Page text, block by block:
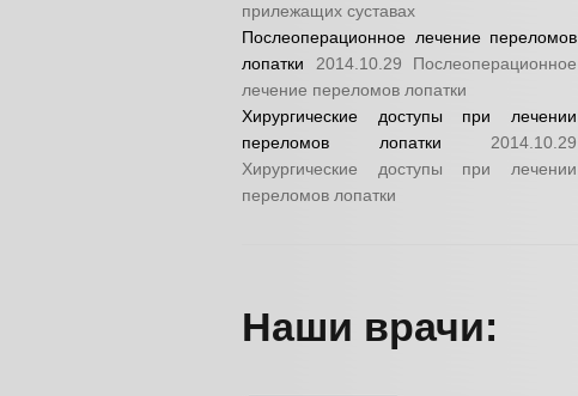
прилежащих суставах
Послеоперационное лечение переломов
лопатки
2014.10.29
Послеоперационное
лечение переломов лопатки
Хирургические доступы при лечении
переломов лопатки
2014.10.29
Хирургические доступы при лечении
переломов лопатки
Наши врачи: